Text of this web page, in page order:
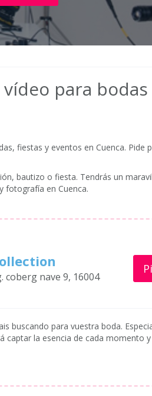
para
fiestas y eventos en Cuenca. Pide
bautizo o fiesta. Tendrás un
fotografía en Cuenca.
coberg nave 9, 16004
buscando para vuestra boda.
captar la esencia de cada momento